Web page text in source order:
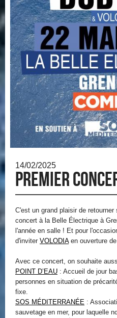
14/02/2025
Premier
C'est un grand plaisir de
concert à la Belle Électrique à
l'année en salle ! Et pour
d'inviter VOLODIAen ouverture
Avec ce concert, on souhaite
POINT D’EAU : Accueil de jour
personnes en situation de
fixe.
SOS MÉDITERRANÉE :
sauvetage en mer, pour laquelle